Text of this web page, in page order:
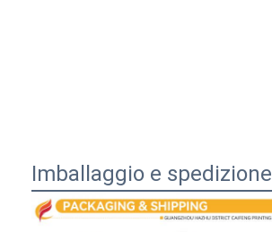
Imballaggio e spedizione